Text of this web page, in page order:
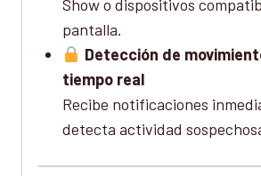
Show o dispositivos
pantalla.
Detección de
tiempo real
Recibe notificaciones
detecta actividad